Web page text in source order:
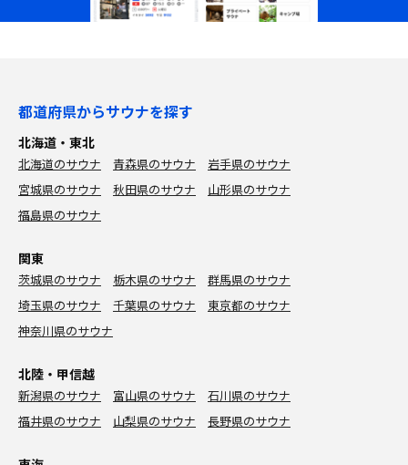
都道府県からサウナを探す
北海道・東北
北海道のサウナ 青森県のサウナ
岩手県のサウナ
宮城県のサウナ
秋田県のサウナ
山形県のサウナ
福島県のサウナ
関東
茨城県のサウナ 栃木県のサウナ
群馬県のサウナ
埼玉県のサウナ
千葉県のサウナ
東京都のサウナ
神奈川県のサウナ
北陸・甲信越
新潟県のサウナ 富山県のサウナ
石川県のサウナ
福井県のサウナ
山梨県のサウナ 長野県のサウナ